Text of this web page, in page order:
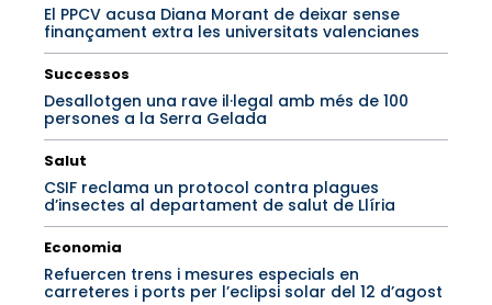
El PPCV acusa Diana Morant de deixar sense
finançament extra les universitats valencianes
Successos
Desallotgen una rave il·legal amb més de 100
persones a la Serra Gelada
Salut
CSIF reclama un protocol contra plagues
d’insectes al departament de salut de Llíria
Economia
Refuercen trens i mesures especials en
carreteres i ports per l’eclipsi solar del 12 d’agost